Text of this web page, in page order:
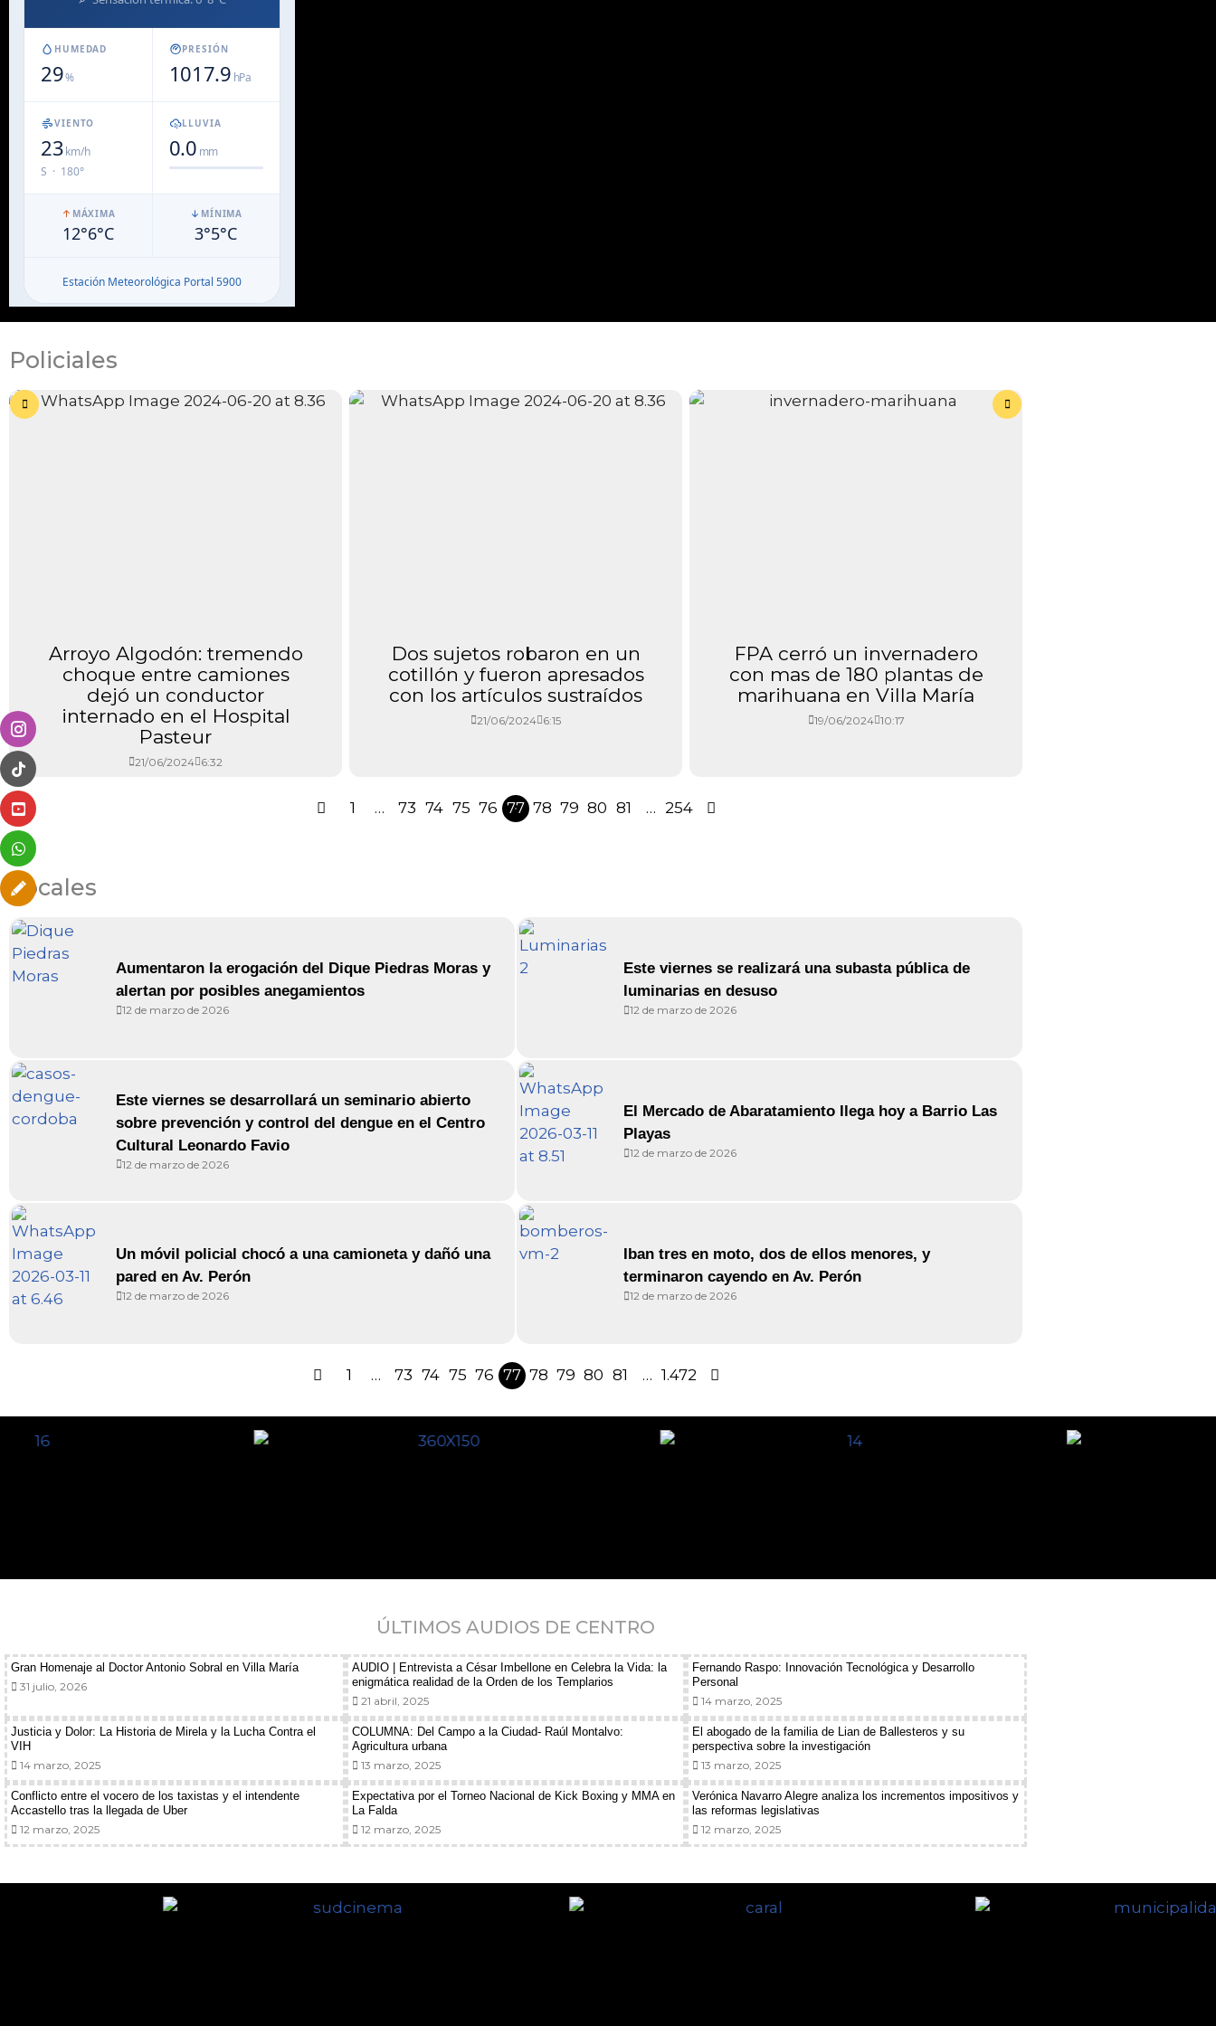
Policiales
Arroyo Algodón: tremendo
choque entre camiones
dejó un conductor
internado en el Hospital
Pasteur
21/06/2024 6:32
Dos sujetos robaron en un
cotillón y fueron apresados
con los artículos sustraídos
21/06/2024 6:15
FPA cerró un invernadero
con mas de 180 plantas de
marihuana en Villa María
19/06/2024 10:17
1 … 73 74 75 76 77 78 79 80 81 … 254
Locales
Aumentaron la erogación del Dique Piedras Moras y
alertan por posibles anegamientos
12 de marzo de 2026
Este viernes se realizará una subasta pública de
luminarias en desuso
12 de marzo de 2026
Este viernes se desarrollará un seminario abierto
sobre prevención y control del dengue en el Centro
Cultural Leonardo Favio
12 de marzo de 2026
El Mercado de Abaratamiento llega hoy a Barrio Las
Playas
12 de marzo de 2026
Un móvil policial chocó a una camioneta y dañó una
pared en Av. Perón
12 de marzo de 2026
Iban tres en moto, dos de ellos menores, y
terminaron cayendo en Av. Perón
12 de marzo de 2026
1 … 73 74 75 76 77 78 79 80 81 … 1.472
ÚLTIMOS AUDIOS DE CENTRO
Gran Homenaje al Doctor Antonio Sobral en Villa María
31 julio, 2026
AUDIO | Entrevista a César Imbellone en Celebra la Vida: la
enigmática realidad de la Orden de los Templarios
21 abril, 2025
Fernando Raspo: Innovación Tecnológica y Desarrollo
Personal
14 marzo, 2025
Justicia y Dolor: La Historia de Mirela y la Lucha Contra el
VIH
14 marzo, 2025
COLUMNA: Del Campo a la Ciudad- Raúl Montalvo:
Agricultura urbana
13 marzo, 2025
El abogado de la familia de Lian de Ballesteros y su
perspectiva sobre la investigación
13 marzo, 2025
Conflicto entre el vocero de los taxistas y el intendente
Accastello tras la llegada de Uber
12 marzo, 2025
Expectativa por el Torneo Nacional de Kick Boxing y MMA en
La Falda
12 marzo, 2025
Verónica Navarro Alegre analiza los incrementos impositivos y
las reformas legislativas
12 marzo, 2025